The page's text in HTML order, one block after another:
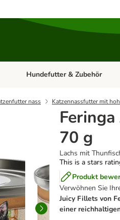
Kategorie-Menü öffnen:
Hundefutter & Zubehör
nass Katzennassfutter mit
70 g
Lachs mit
This is a stars
Produkt
Verwöhnen Sie
Juicy Fillets von
einer